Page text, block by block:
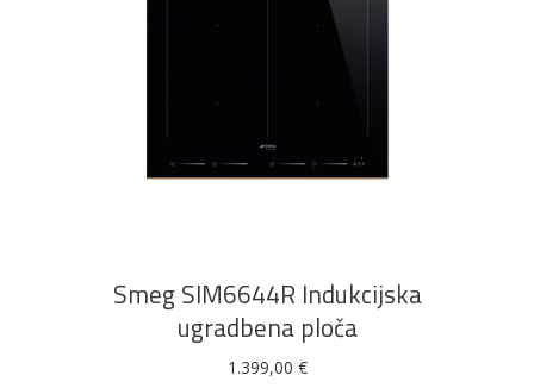
DODAJ U KOŠARICU
Smeg SIM6644R Indukcijska
ugradbena ploča
1.399,00 €